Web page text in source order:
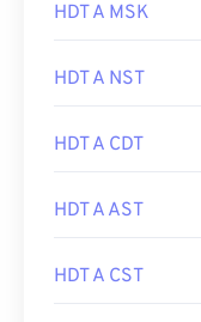
HDT A MSK
HDT A NST
HDT A CDT
HDT A AST
HDT A CST